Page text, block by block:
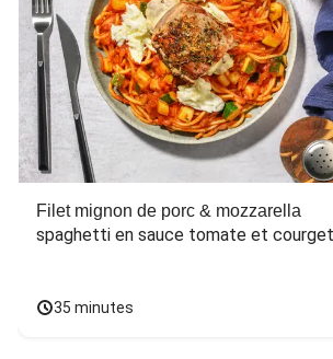
Filet mignon de porc & mozzarella
spaghetti en sauce tomate et
35 minutes